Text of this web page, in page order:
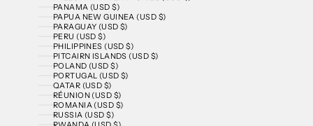
PANAMA (USD $)
PAPUA NEW GUINEA (USD $)
PARAGUAY (USD $)
PERU (USD $)
PHILIPPINES (USD $)
PITCAIRN ISLANDS (USD $)
POLAND (USD $)
PORTUGAL (USD $)
QATAR (USD $)
RÉUNION (USD $)
ROMANIA (USD $)
RUSSIA (USD $)